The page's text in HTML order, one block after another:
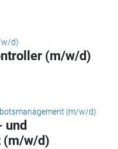
(m/w/d)
und
(m/w/d)